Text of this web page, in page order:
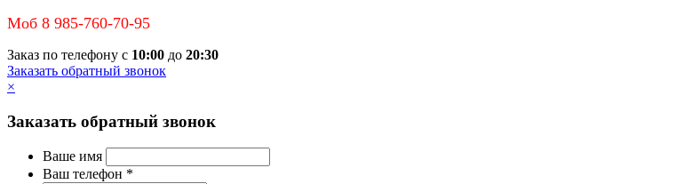
Моб 8 985-760-70-95
Заказ по телефону с 10:00 до 20:30
Заказать обратный звонок
×
Заказать обратный звонок
Ваше имя
Ваш телефон *